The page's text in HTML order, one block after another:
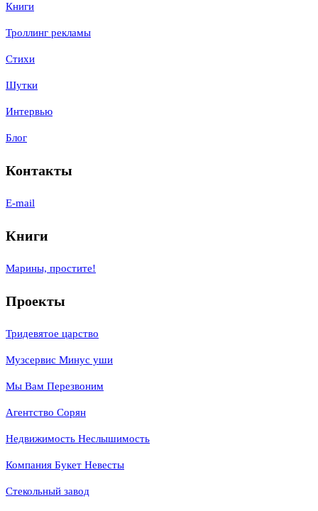
Книги
Троллинг рекламы
Стихи
Шутки
Интервью
Блог
Контакты
E-mail
Книги
Марины, простите!
Проекты
Тридевятое царство
Музсервис Минус уши
Мы Вам Перезвоним
Агентство Сорян
Недвижимость Неслышимость
Компания Букет Невесты
Стекольный завод